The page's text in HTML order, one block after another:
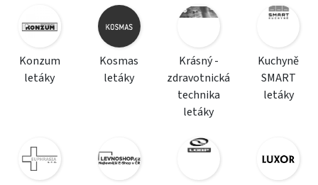
Konzum
letáky
Kosmas
letáky
Krásný -
zdravotnická
technika
letáky
Kuchyně
SMART
letáky